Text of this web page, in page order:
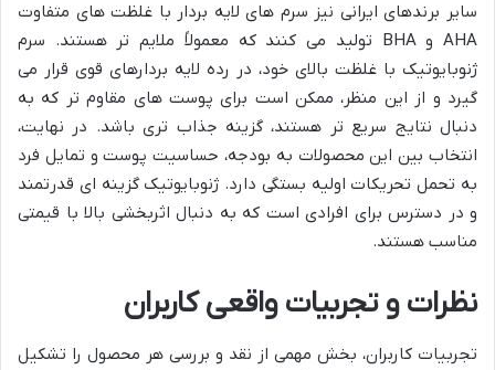
سایر برندهای ایرانی نیز سرم های لایه بردار با غلظت های متفاوت
AHA و BHA تولید می کنند که معمولاً ملایم تر هستند. سرم
ژنوبایوتیک با غلظت بالای خود، در رده لایه بردارهای قوی قرار می
گیرد و از این منظر، ممکن است برای پوست های مقاوم تر که به
دنبال نتایج سریع تر هستند، گزینه جذاب تری باشد. در نهایت،
انتخاب بین این محصولات به بودجه، حساسیت پوست و تمایل فرد
به تحمل تحریکات اولیه بستگی دارد. ژنوبایوتیک گزینه ای قدرتمند
و در دسترس برای افرادی است که به دنبال اثربخشی بالا با قیمتی
مناسب هستند.
نظرات و تجربیات واقعی کاربران
تجربیات کاربران، بخش مهمی از نقد و بررسی هر محصول را تشکیل